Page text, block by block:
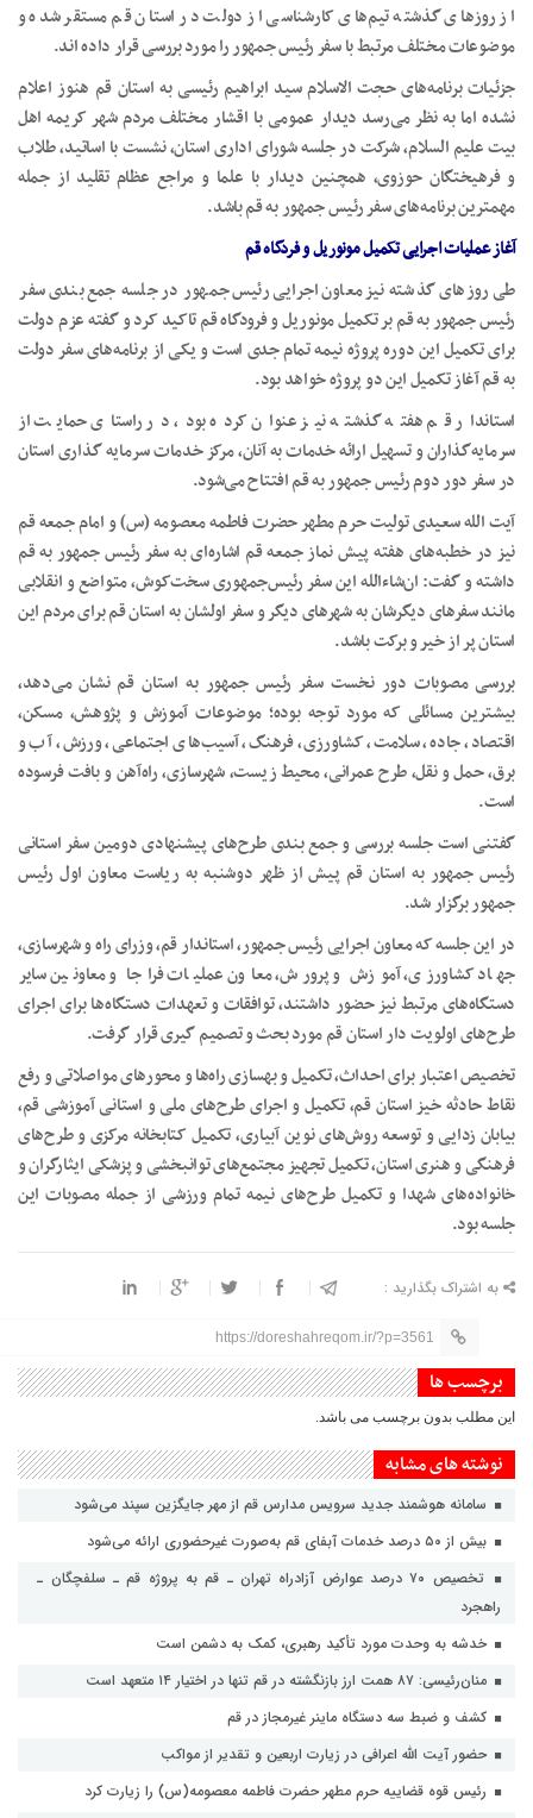
از روزهای گذشته تیم‌های کارشناسی از دولت در استان قم مستقر شده و
موضوعات مختلف مرتبط با سفر رئیس جمهور را مورد بررسی قرار داده اند.
جزئیات برنامه‌های حجت الاسلام سید ابراهیم رئیسی به استان قم هنوز اعلام
نشده اما به نظر می‌رسد دیدار عمومی با اقشار مختلف مردم شهر کریمه اهل
بیت علیم السلام، شرکت در جلسه شورای اداری استان، نشست با اساتید، طلاب
و فرهیختگان حوزوی، همچنین دیدار با علما و مراجع عظام تقلید از جمله
مهمترین برنامه‌های سفر رئیس جمهور به قم باشد.
آغاز عملیات اجرایی تکمیل مونوریل و فردگاه قم
طی روزهای گذشته نیز معاون اجرایی رئیس جمهور در جلسه جمع بندی سفر
رئیس جمهور به قم بر تکمیل مونوریل و فرودگاه قم تاکید کرد و گفته عزم دولت
برای تکمیل این دوره پروژه نیمه تمام جدی است و یکی از برنامه‌های سفر دولت
به قم آغاز تکمیل این دو پروژه خواهد بود.
استاندار قم هفته گذشته نیز عنوان کرده بود، در راستای حمایت از
سرمایه‌گذاران و تسهیل ارائه خدمات به آنان، مرکز خدمات سرمایه گذاری استان
در سفر دور دوم رئیس جمهور به قم افتتاح می‌شود.
آیت الله سعیدی تولیت حرم مطهر حضرت فاطمه معصومه (س) و امام جمعه قم
نیز در خطبه‌های هفته پیش نماز جمعه قم اشاره‌ای به سفر رئیس جمهور به قم
داشته و گفت: ان‌شاءالله این سفر رئیس‌جمهوری سخت‌کوش، متواضع و انقلابی
مانند سفرهای دیگرشان به شهرهای دیگر و سفر اولشان به استان قم برای مردم این
استان پر از خیر و برکت باشد.
بررسی مصوبات دور نخست سفر رئیس جمهور به استان قم نشان می‌دهد،
بیشترین مسائلی که مورد توجه بوده؛ موضوعات آموزش و پژوهش، مسکن،
اقتصاد، جاده، سلامت، کشاورزی، فرهنگ، آسیب‌های اجتماعی، ورزش، آب و
برق، حمل و نقل، طرح عمرانی، محیط زیست، شهرسازی، راه‌آهن و بافت فرسوده
است.
گفتنی است جلسه بررسی و جمع بندی طرح‌های پیشنهادی دومین سفر استانی
رئیس جمهور به استان قم پیش از ظهر دوشنبه به ریاست معاون اول رئیس
جمهور برگزار شد.
در این جلسه که معاون اجرایی رئیس جمهور، استاندار قم، وزرای راه و شهرسازی،
جهاد کشاورزی، آموزش و پرورش، معاون عملیات فراجا و معاونین سایر
دستگاه‌های مرتبط نیز حضور داشتند، توافقات و تعهدات دستگاه‌ها برای اجرای
طرح‌های اولویت دار استان قم مورد بحث و تصمیم گیری قرار گرفت.
تخصیص اعتبار برای احداث، تکمیل و بهسازی راه‌ها و محورهای مواصلاتی و رفع
نقاط حادثه خیز استان قم، تکمیل و اجرای طرح‌های ملی و استانی آموزشی قم،
بیابان زدایی و توسعه روش‌های نوین آبیاری، تکمیل کتابخانه مرکزی و طرح‌های
فرهنگی و هنری استان، تکمیل تجهیز مجتمع‌های توانبخشی و پزشکی ایثارگران و
خانواده‌های شهدا و تکمیل طرح‌های نیمه تمام ورزشی از جمله مصوبات این
جلسه بود.
به اشتراک بگذارید :
https://doreshahreqom.ir/?p=3561
برچسب ها
این مطلب بدون برچسب می باشد.
نوشته های مشابه
سامانه هوشمند جدید سرویس مدارس قم از مهر جایگزین سپند می‌شود
بیش از ۵۰ درصد خدمات آبفای قم به‌صورت غیرحضوری ارائه می‌شود
تخصیص ۷۰ درصد عوارض آزادراه تهران ـ قم به پروژه قم ـ سلفچگان ـ
راهجرد
خدشه به وحدت مورد تأکید رهبری، کمک به دشمن است
منان‌رئیسی: ۸۷ همت ارز بازنگشته در قم تنها در اختیار ۱۴ متعهد است
کشف و ضبط سه دستگاه ماینر غیرمجاز در قم
حضور آیت الله اعرافی در زیارت اربعین و تقدیر از مواکب
رئیس قوه قضاییه حرم مطهر حضرت فاطمه معصومه(س) را زیارت کرد